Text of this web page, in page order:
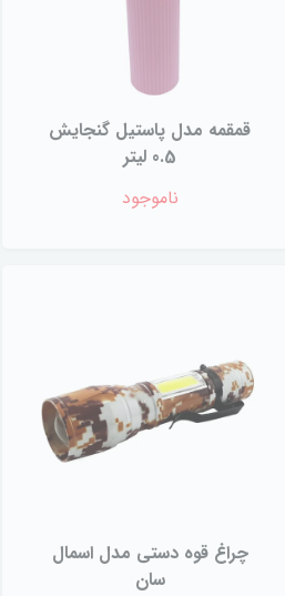
قمقمه مدل پاستیل گنجایش
0.5 لیتر
ناموجود
چراغ قوه دستی مدل اسمال
سان